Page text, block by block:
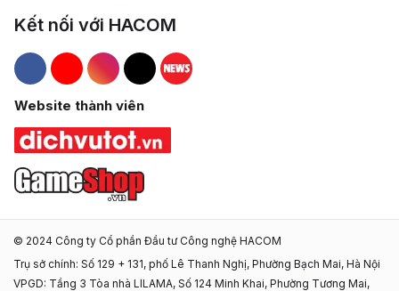
Kết nối với HACOM
Hacom Facebook
Hacom YouTube
Hacom Instagram
Hacom TikTok
Website thành viên
© 2024 Công ty Cổ phần Đầu tư Công nghệ HACOM
Trụ sở chính: Số 129 + 131, phố Lê Thanh Nghị, Phường Bạch Mai, Hà Nội
VPGD: Tầng 3 Tòa nhà LILAMA, Số 124 Minh Khai, Phường Tương Mai,